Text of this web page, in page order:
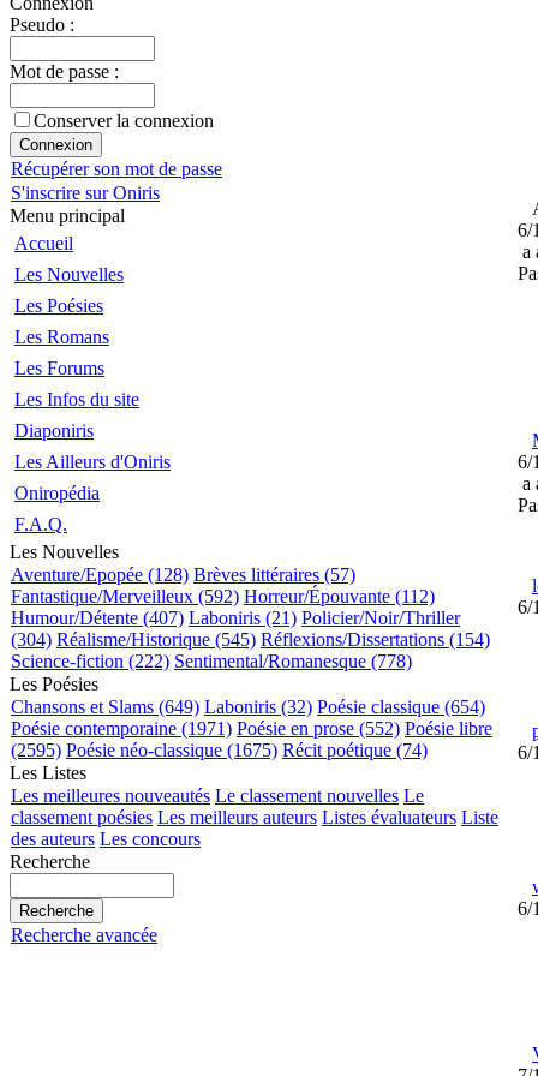
Pseudo :
Mot de passe :
Conserver la connexion
Récupérer son mot de passe
S'inscrire sur Oniris
Menu principal
Accueil
Les Nouvelles
Les Poésies
Les Romans
Les Forums
Les Infos du site
Diaponiris
Les Ailleurs d'Oniris
Oniropédia
F.A.Q.
Les Nouvelles
Aventure/Epopée (128) Brèves littéraires (57)
Fantastique/Merveilleux (592) Horreur/Épouvante (112)
Humour/Détente (407) Laboniris (21) Policier/Noir/Thriller
(304) Réalisme/Historique (545) Réflexions/Dissertations (154)
Science-fiction (222) Sentimental/Romanesque (778)
Les Poésies
Chansons et Slams (649) Laboniris (32) Poésie classique (654)
Poésie contemporaine (1971) Poésie en prose (552) Poésie libre
(2595) Poésie néo-classique (1675) Récit poétique (74)
Les Listes
Les meilleures nouveautés Le classement nouvelles Le
classement poésies Les meilleurs auteurs Listes évaluateurs Liste
des auteurs Les concours
Recherche
Recherche avancée
6/
a
6/
a
6/
6/
6/